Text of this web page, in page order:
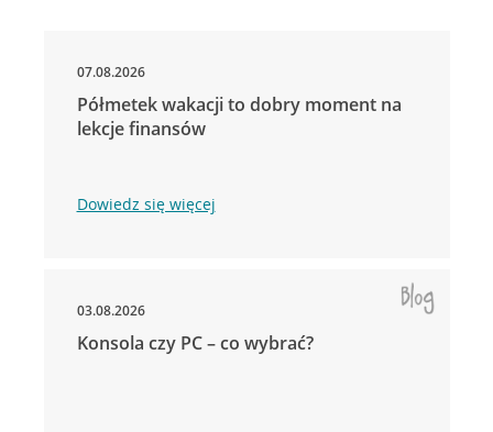
07.08.2026
Półmetek wakacji to dobry moment na
lekcje finansów
Dowiedz się więcej
03.08.2026
Konsola czy PC – co wybrać?